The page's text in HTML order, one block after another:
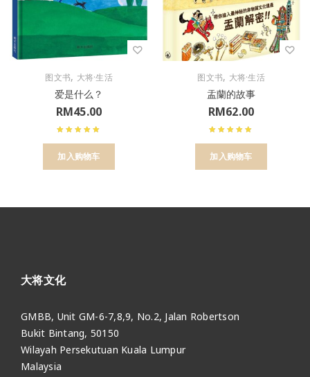
图文书, 大将·生活
爱是什么？
RM45.00
加入购物车
图文书, 大将·生活
盂蘭的故事
RM62.00
加入购物车
大将文化
GMBB, Unit GM-6-7,8,9, No.2, Jalan Robertson
Bukit Bintang, 50150
Wilayah Persekutuan Kuala Lumpur
Malaysia